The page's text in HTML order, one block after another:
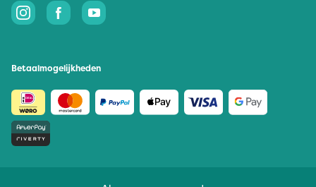
Betaalmogelijkheden